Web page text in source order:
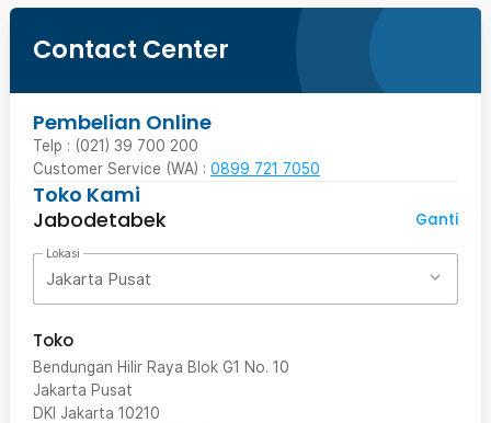
Contact Center
Pembelian Online
Telp : (021) 39 700 200
Customer Service (WA) : 0899 721 7050
Toko Kami
Jabodetabek
Ganti
Lokasi
Jakarta Pusat
Toko
Bendungan Hilir Raya Blok G1 No. 10
Jakarta Pusat
DKI Jakarta 10210